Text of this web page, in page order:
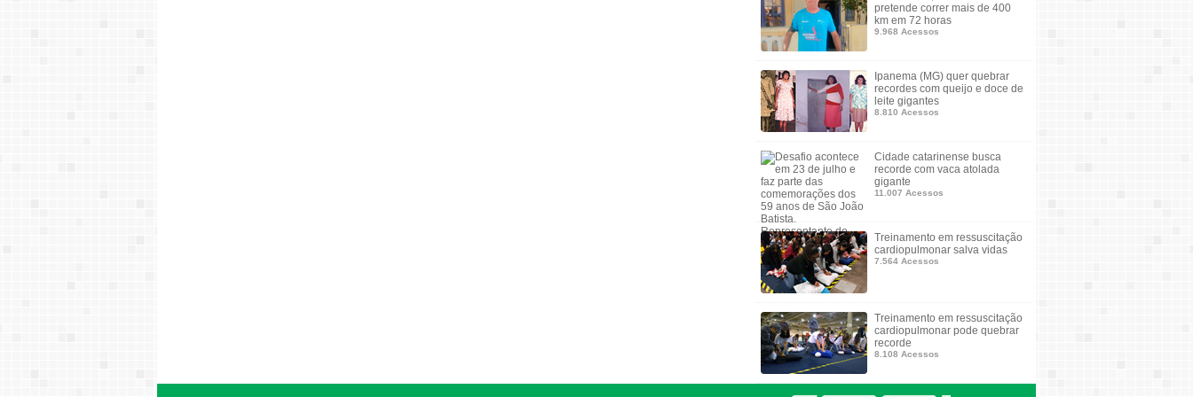
pretende correr mais de 400
km em 72 horas
9.968 Acessos
Ipanema (MG) quer quebrar
recordes com queijo e doce de
leite gigantes
8.810 Acessos
Cidade catarinense busca
recorde com vaca atolada
gigante
11.007 Acessos
Treinamento em ressuscitação
cardiopulmonar salva vidas
7.564 Acessos
Treinamento em ressuscitação
cardiopulmonar pode quebrar
recorde
8.108 Acessos